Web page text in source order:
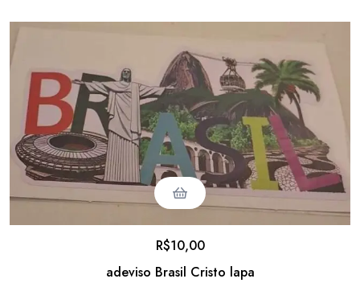
adeviso Brasil Cristo lapa
R$10,00